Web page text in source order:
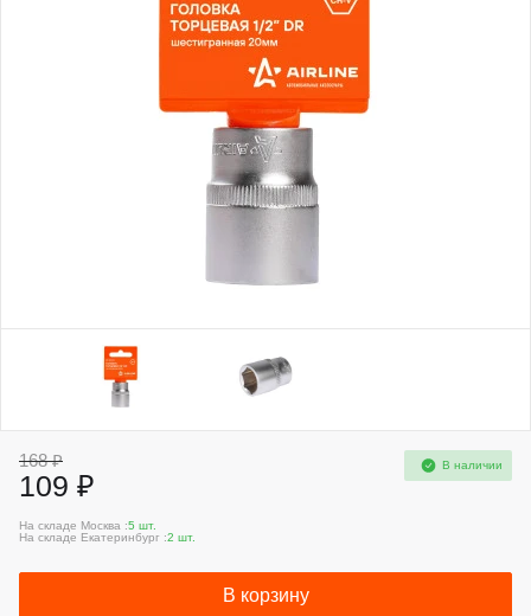
168 ₽
109 ₽
В наличии
На складе Москва :5 шт.
На складе Екатеринбург :2 шт.
В корзину